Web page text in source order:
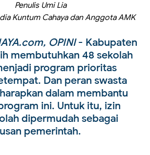
Penulis Umi Lia
Kuntum Cahaya dan Anggota AMK
OPINI- Kabupaten
membutuhkan 48 sekolah
program prioritas
Dan peran swasta
dalam membantu
ini. Untuk itu, izin
dipermudah sebagai
pemerintah.